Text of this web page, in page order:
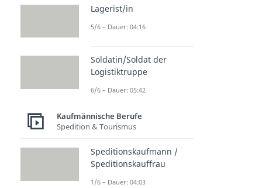
Lagerist/in
5/6 – Dauer: 04:16
Soldatin/Soldat der
Logistiktruppe
6/6 – Dauer: 05:42
Kaufmännische Berufe
Spedition & Tourismus
Speditionskaufmann /
Speditionskauffrau
1/6 – Dauer: 04:03